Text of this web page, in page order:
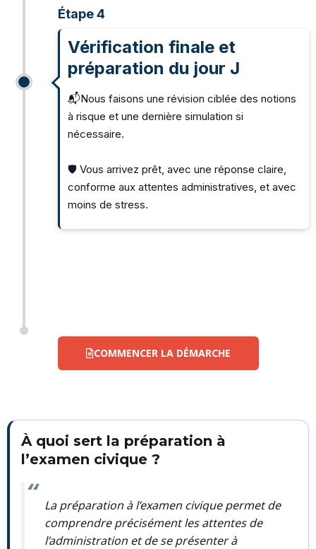
Étape 4
Vérification finale et
préparation du jour J
📬Nous faisons une révision ciblée des notions
à risque et une dernière simulation si
nécessaire.
🛡️ Vous arrivez prêt, avec une réponse claire,
conforme aux attentes administratives, et avec
moins de stress.
COMMENCER LA DÉMARCHE
À quoi sert la préparation à
l’examen civique ?
La préparation à l’examen civique permet de
comprendre précisément les attentes de
l’administration et de se présenter à